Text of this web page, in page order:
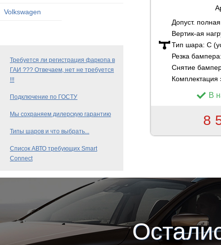
Volkswagen
Требуется ли регистрация фаркопа в
ГАИ ??? Отвечаем, нет не требуется
!!!
Подключение по ГОСТУ
Мы сохраняем дилерскую гарантию
Типы шаров и что выбрать...
Список АВТО требующих Smart
Connect
Допуст.
Вертик-ая
Тип шара: C
Резка
Снятие
Комплектация
В
8